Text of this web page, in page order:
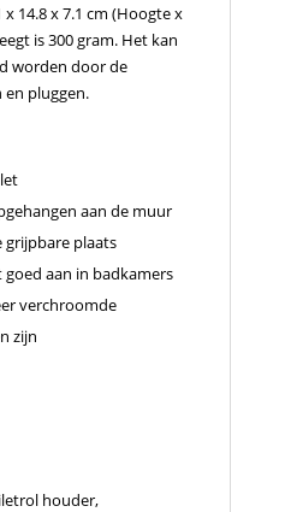
14.8 x 7.1 cm (Hoogte x
is 300 gram. Het kan
worden door de
en pluggen.
aan de muur
plaats
aan in badkamers
verchroomde
zijn
houder,